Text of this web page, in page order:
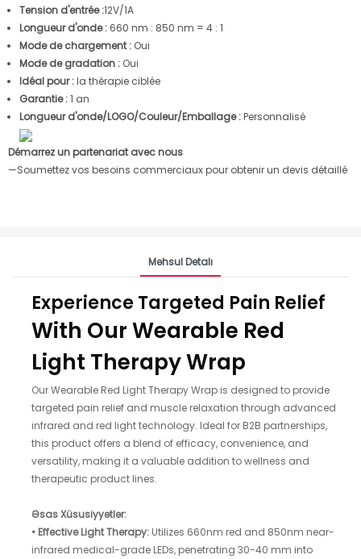
Tension d'entrée :12V/1A
Longueur d'onde : 660 nm : 850 nm = 4 : 1
Mode de chargement : Oui
Mode de gradation : Oui
Idéal pour :la thérapie ciblée
Garantie :1 an
Longueur d'onde/LOGO/Couleur/Emballage :Personnalisé
Démarrez un partenariat avec nous
—Soumettez vos besoins commerciaux pour obtenir un devis détaillé
Məhsul Detalı
Experience Targeted Pain Relief
With Our Wearable Red
Light Therapy Wrap
Our Wearable Red Light Therapy Wrap is designed to provide
targeted pain relief and muscle relaxation through advanced
infrared and red light technology. Ideal for B2B partnerships,
this product offers a blend of efficacy, convenience, and
versatility, making it a valuable addition to wellness and
therapeutic product lines.
Əsas Xüsusiyyətlər:
• Effective Light Therapy: Utilizes 660nm red and 850nm near-
infrared medical-grade LEDs, penetrating 30-40 mm into